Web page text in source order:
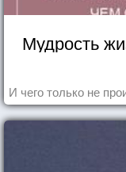
Мудрость
И чего только не